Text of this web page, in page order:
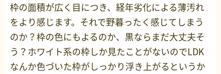
枠の面積が広く目につき、経年劣化による薄汚れ
をより感じます。それで野暮ったく感じてしまう
のか？枠の色にもよるのか、黒ならまだ大丈夫そ
う？ホワイト系の枠しか見たことがないのでLDK
なんか色づいた枠がしっかり浮き上がるというか